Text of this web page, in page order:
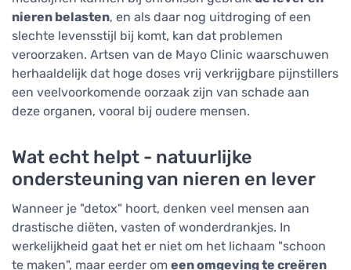
nieren belasten, en als daar nog uitdroging of een
slechte levensstijl bij komt, kan dat problemen
veroorzaken. Artsen van de Mayo Clinic waarschuwen
herhaaldelijk dat hoge doses vrij verkrijgbare pijnstillers
een veelvoorkomende oorzaak zijn van schade aan
deze organen, vooral bij oudere mensen.
Wat echt helpt - natuurlijke
ondersteuning van nieren en lever
Wanneer je "detox" hoort, denken veel mensen aan
drastische diëten, vasten of wonderdrankjes. In
werkelijkheid gaat het er niet om het lichaam "schoon
te maken", maar eerder om een omgeving te creëren